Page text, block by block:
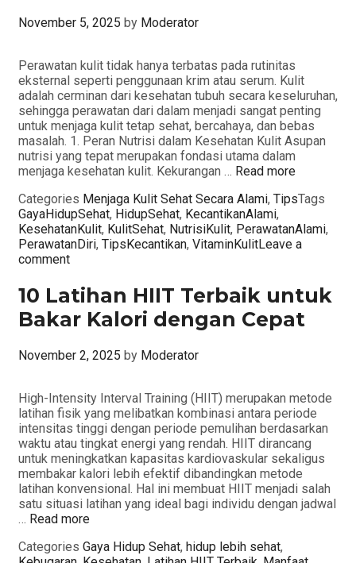
November 5, 2025 by Moderator
Perawatan kulit tidak hanya terbatas pada rutinitas
eksternal seperti penggunaan krim atau serum. Kulit
adalah cerminan dari kesehatan tubuh secara keseluruhan,
sehingga perawatan dari dalam menjadi sangat penting
untuk menjaga kulit tetap sehat, bercahaya, dan bebas
masalah. 1. Peran Nutrisi dalam Kesehatan Kulit Asupan
nutrisi yang tepat merupakan fondasi utama dalam
menjaga kesehatan kulit. Kekurangan … Read more
Categories Menjaga Kulit Sehat Secara Alami, TipsTags
GayaHidupSehat, HidupSehat, KecantikanAlami,
KesehatanKulit, KulitSehat, NutrisiKulit, PerawatanAlami,
PerawatanDiri, TipsKecantikan, VitaminKulitLeave a
comment
10 Latihan HIIT Terbaik untuk
Bakar Kalori dengan Cepat
November 2, 2025 by Moderator
High-Intensity Interval Training (HIIT) merupakan metode
latihan fisik yang melibatkan kombinasi antara periode
intensitas tinggi dengan periode pemulihan berdasarkan
waktu atau tingkat energi yang rendah. HIIT dirancang
untuk meningkatkan kapasitas kardiovaskular sekaligus
membakar kalori lebih efektif dibandingkan metode
latihan konvensional. Hal ini membuat HIIT menjadi salah
satu situasi latihan yang ideal bagi individu dengan jadwal
… Read more
Categories Gaya Hidup Sehat, hidup lebih sehat,